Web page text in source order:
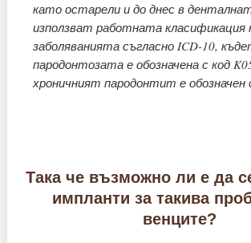
като остарели и до днес в
използват работната класификация
заболяванията съгласно ICD-10,
пародонтозата е обозначена с код
хроничният пародонтит е обозначен
Така че възможно ли е да
импланти за такива
венците?